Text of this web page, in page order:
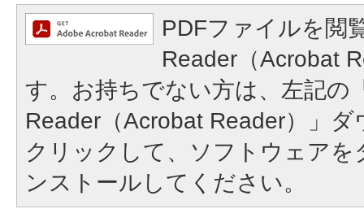
PDFファイルを閲
Reader（Acrobat
す。お持ちでない方は、左記の
Reader（Acrobat Reader）」
クリックして、ソフトウェア
ンストールしてください。